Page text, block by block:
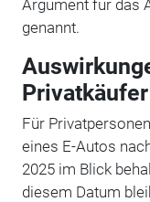
Argument für das
genannt.
Privatkäufer
Für
eines E-Autos
2025 im Blick
diesem Datum